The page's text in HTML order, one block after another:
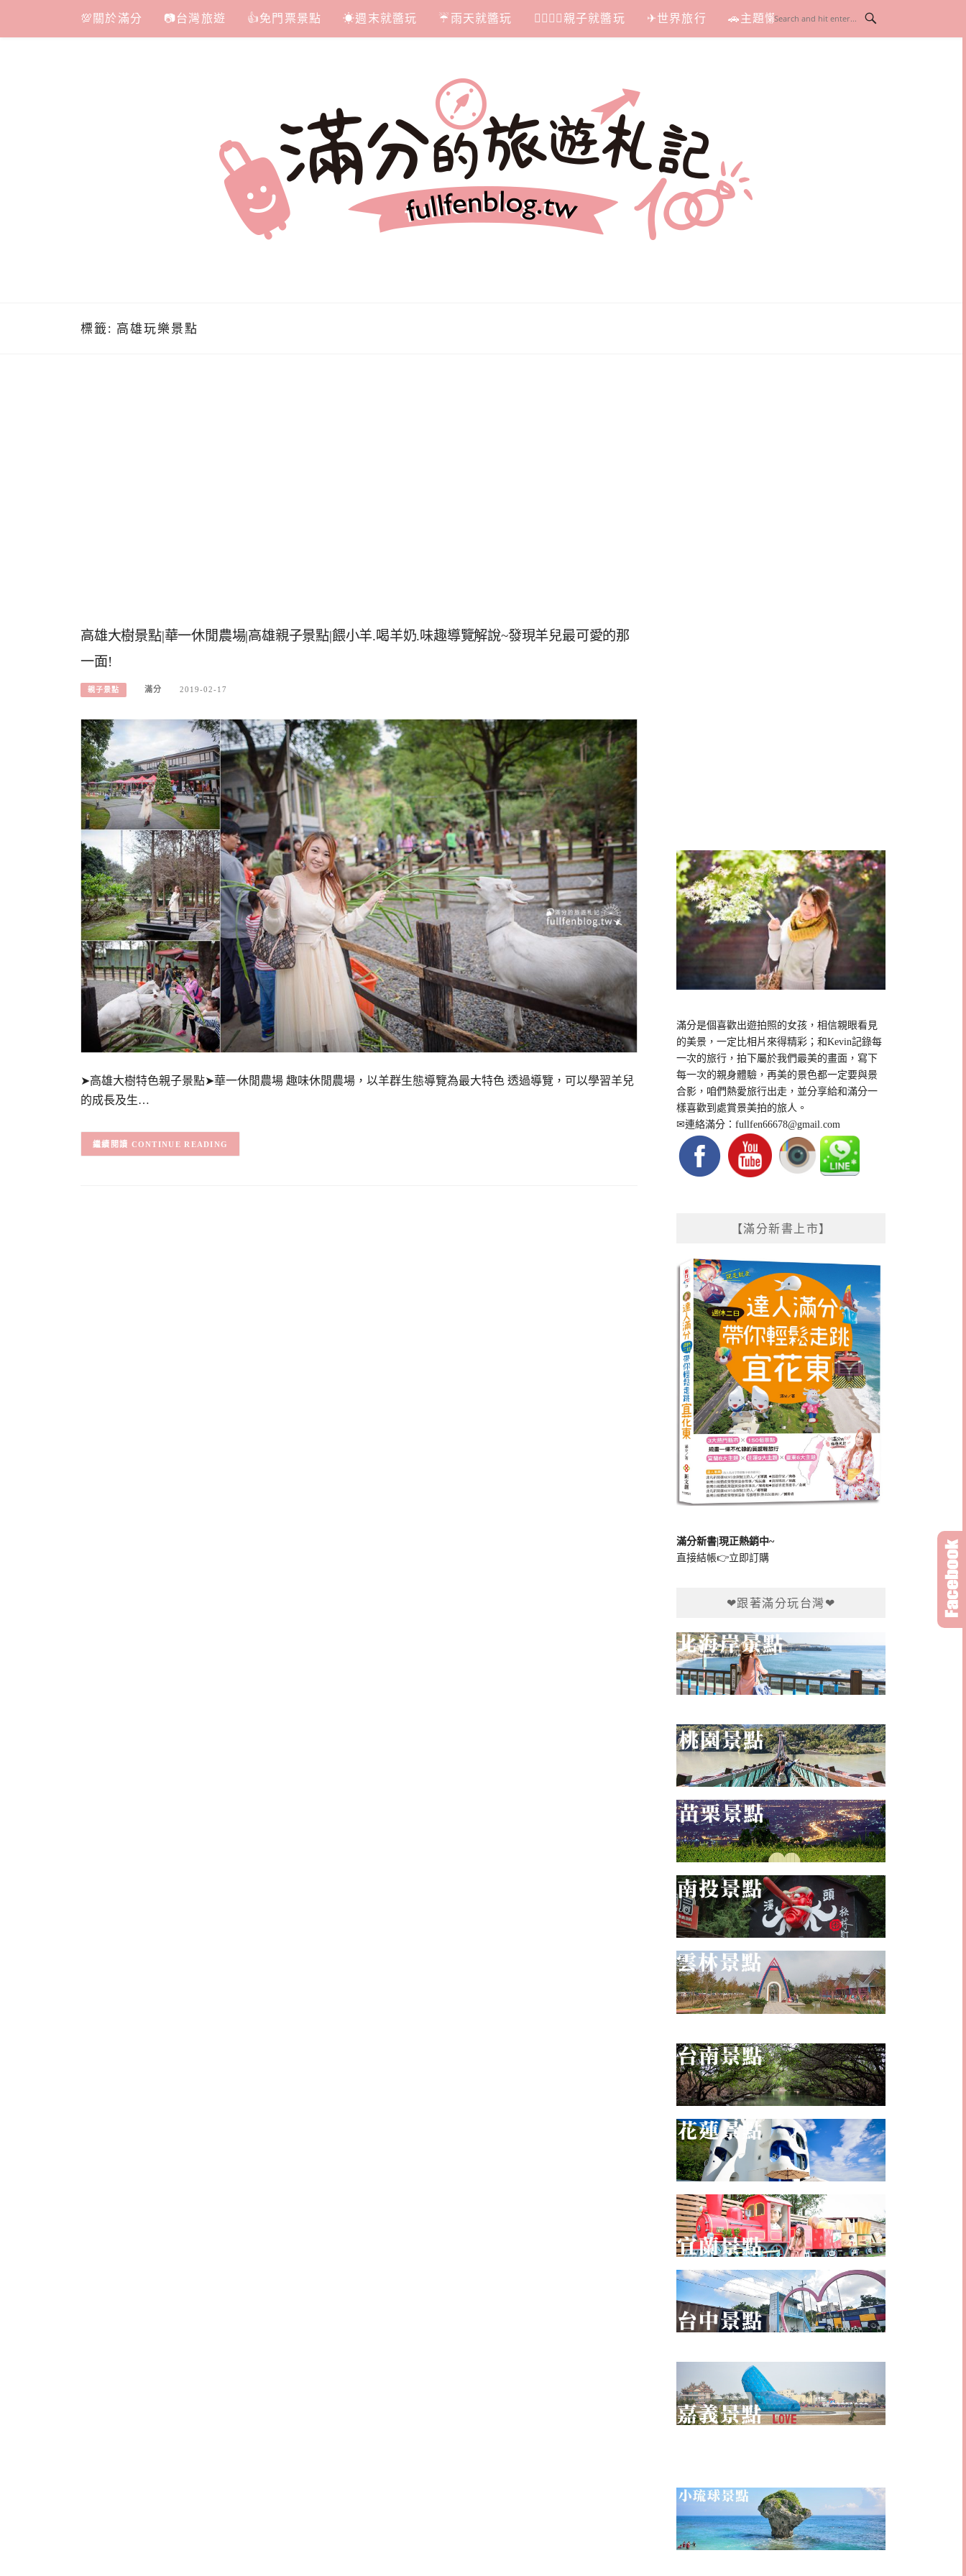
content
💯關於滿分 📷台灣旅遊 👍免門票景點 ☀週末就醬玩 ☔雨天就醬玩 👩‍❤‍💋‍👨親子就醬玩 ✈世界旅行 🚗主題懶人包
標籤: 高雄玩樂景點
高雄大樹景點|華一休閒農場|高雄親子景點|餵小羊.喝羊奶.味趣導覽解說~發現羊兒最可愛的那
一面!
親子景點 滿分 2019-02-17
➤高雄大樹特色親子景點➤華一休閒農場 趣味休閒農場，以羊群生態導覽為最大特色 透過導覽，可以學習羊兒
的成長及生…
CONTINUE READING
滿分是個喜歡出遊拍照的女孩，相信親眼看見
的美景，一定比相片來得精彩；和Kevin記錄每
一次的旅行，拍下屬於我們最美的畫面，寫下
每一次的親身體驗，再美的景色都一定要與景
合影，咱們熱愛旅行出走，並分享給和滿分一
樣喜歡到處賞景美拍的旅人。
✉連絡滿分：fullfen66678@gmail.com
【滿分新書上市】
滿分新書|現正熱銷中~
直接結帳👉立即訂購
❤跟著滿分玩台灣❤